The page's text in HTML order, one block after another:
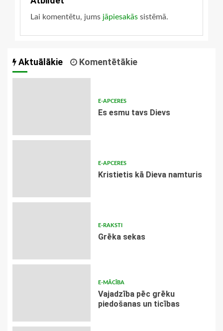
Lai komentētu, jums jāpiesakās sistēmā.
Aktuālākie Komentētākie
E-APCERES
Es esmu tavs Dievs
E-APCERES
Kristietis kā Dieva namturis
E-RAKSTI
Grēka sekas
E-MĀCĪBA
Vajadzība pēc grēku
piedošanas un ticības